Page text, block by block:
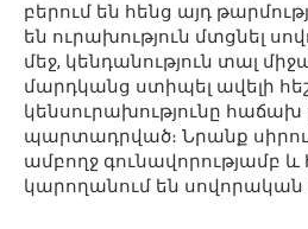
բերում են հենց այդ
են ուրախություն մտցնել
մեջ, կենդանություն տալ
մարդկանց ստիպել ավելի
կենսուրախությունը հաճախ
պարտադրված։ Նրանք
ամբողջ գունավորությամբ
կարողանում են սովորական